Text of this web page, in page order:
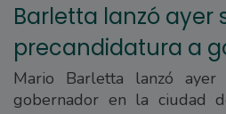
Barletta lanzó ayer
precandidatura a
Mario Barletta lanzó ayer
gobernador en la ciudad